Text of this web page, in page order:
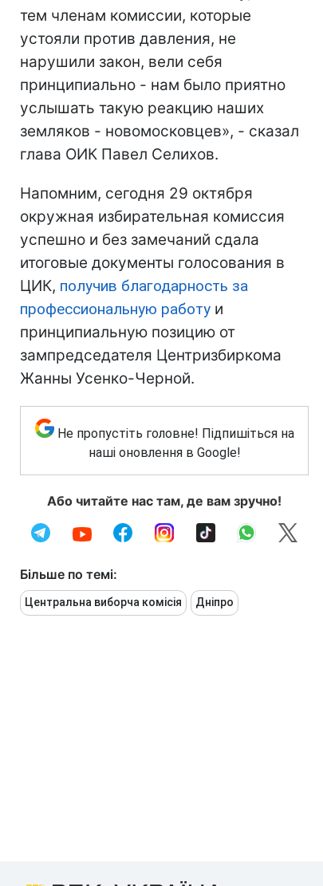
тем членам комиссии, которые
устояли против давления, не
нарушили закон, вели себя
принципиально - нам было приятно
услышать такую реакцию наших
земляков - новомосковцев», - сказал
глава ОИК Павел Селихов.
Напомним, сегодня 29 октября
окружная избирательная комиссия
успешно и без замечаний сдала
итоговые документы голосования в
ЦИК, получив благодарность за
профессиональную работу и
принципиальную позицию от
зампредседателя Центризбиркома
Жанны Усенко-Черной.
Не пропустіть головне! Підпишіться на
наші оновлення в Google!
Або читайте нас там, де вам зручно!
Більше по темі:
Центральна виборча комісія Дніпро